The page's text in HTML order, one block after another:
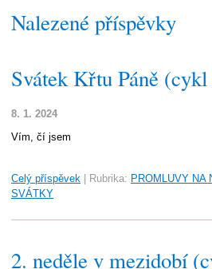
Nalezené příspěvky
Svátek Křtu Páně
8. 1. 2024
Vím, čí jsem
Celý příspěvek Rubrika: PROMLUVY NA
SVÁTKY
2. neděle v mezidobí